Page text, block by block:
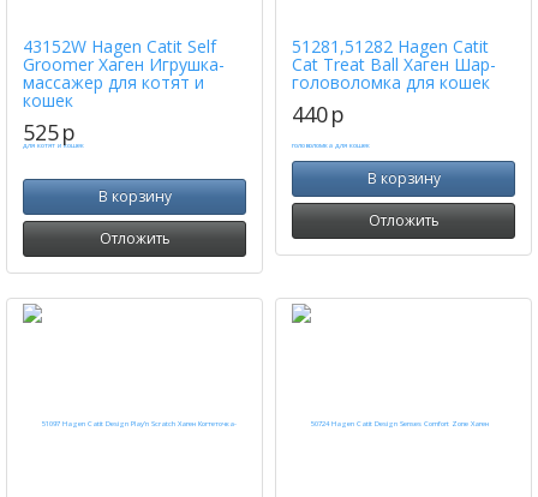
43152W Hagen Catit Self
Groomer Хаген Игрушка-
массажер для котят и
кошек
525p
В корзину
Отложить
51281,51282 Hagen Catit
Cat Treat Ball Хаген Шар-
головоломка для кошек
440p
В корзину
Отложить